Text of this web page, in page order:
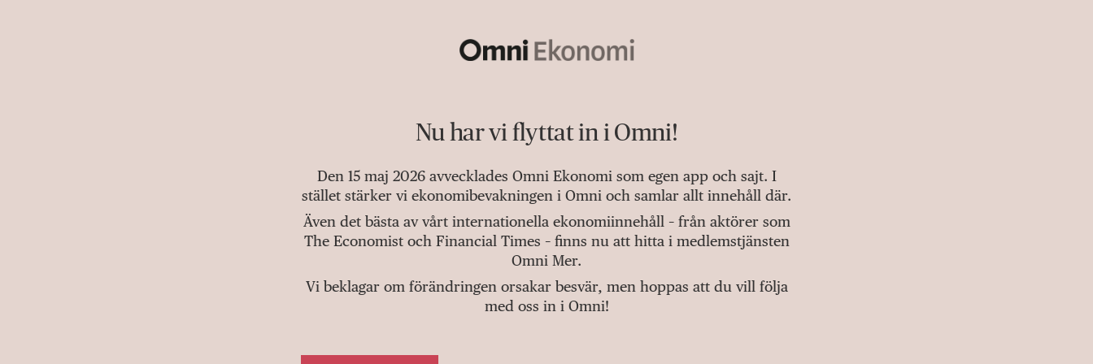
Nu har vi flyttat in i Omni!
Den 15 maj 2026 avvecklades Omni Ekonomi som egen app och sajt. I
stället stärker vi ekonomibevakningen i Omni och samlar allt innehåll där.
Även det bästa av vårt internationella ekonomiinnehåll – från aktörer som
The Economist och Financial Times – finns nu att hitta i medlemstjänsten
Omni Mer.
Vi beklagar om förändringen orsakar besvär, men hoppas att du vill följa
med oss in i Omni!